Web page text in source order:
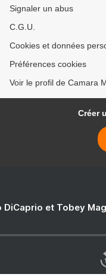
Signaler un abus
C.G.U.
Cookies et données
Préférences cookies
Voir le profil de Camara
Créer
DiCaprio et Tobey